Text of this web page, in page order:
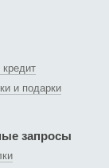
кредит
и подарки
запросы